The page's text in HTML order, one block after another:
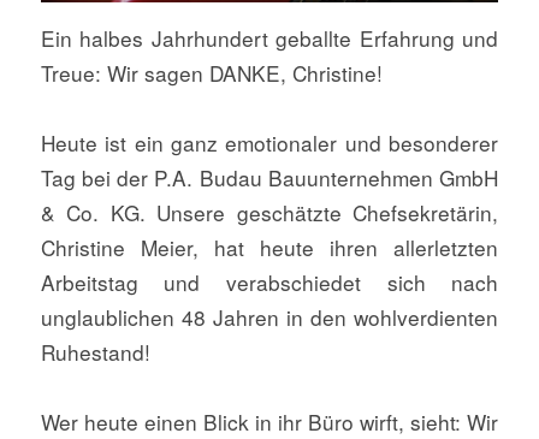
Ein halbes Jahrhundert geballte Erfahrung und
Treue: Wir sagen DANKE, Christine!
Heute ist ein ganz emotionaler und besonderer
Tag bei der P.A. Budau Bauunternehmen GmbH
& Co. KG. Unsere geschätzte Chefsekretärin,
Christine Meier, hat heute ihren allerletzten
Arbeitstag und verabschiedet sich nach
unglaublichen 48 Jahren in den wohlverdienten
Ruhestand!
Wer heute einen Blick in ihr Büro wirft, sieht: Wir